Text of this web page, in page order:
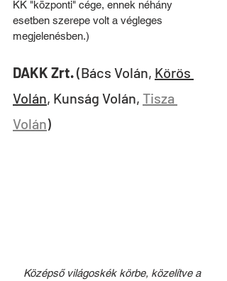
KK "központi" cége, ennek néhány
esetben szerepe volt a végleges
megjelenésben.)
DAKK Zrt. (Bács Volán, Körös
Volán, Kunság Volán, Tisza
Volán)
Középső világoskék körbe, közelítve a